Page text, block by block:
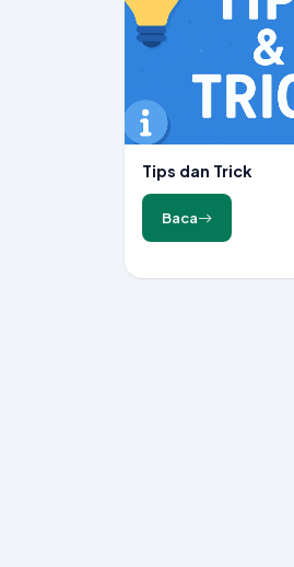
Tips dan Trick
Baca